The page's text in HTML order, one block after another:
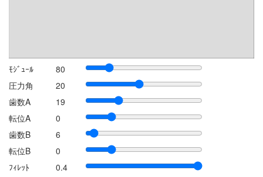
ﾓｼﾞｭｰﾙ
80
圧力角
20
歯数A
19
転位A
0
歯数B
6
転位B
0
ﾌｨﾚｯﾄ
0.4